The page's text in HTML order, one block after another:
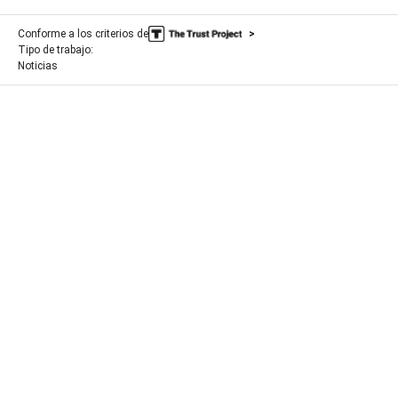
Conforme a los criterios de
Tipo de trabajo:
Noticias